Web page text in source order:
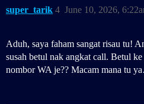
super_tarik June 10, 2026,
4
Aduh, saya faham sangat risau tu!
susah betul nak angkat call. Betul
nombor WA je?? Macam mana tu